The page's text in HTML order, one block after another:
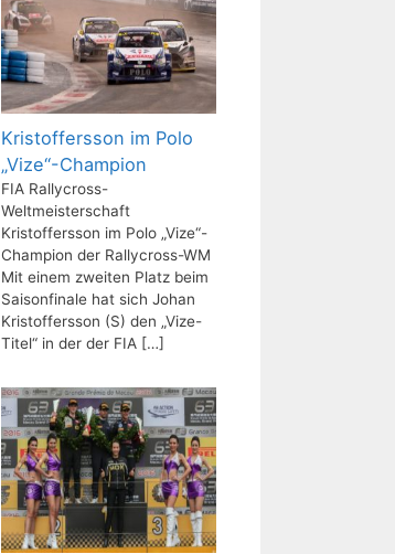
Kristoffersson im Polo
„Vize“-Champion
FIA Rallycross-
Weltmeisterschaft
Kristoffersson im Polo „Vize“-
Champion der Rallycross-WM
Mit einem zweiten Platz beim
Saisonfinale hat sich Johan
Kristoffersson (S) den „Vize-
Titel“ in der der FIA […]